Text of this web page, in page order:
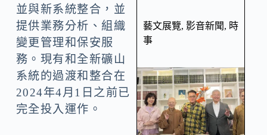
並與新系統整合，並
提供業務分析、組織
變更管理和保安服
務。現有和全新礦山
系統的過渡和整合在
2024年4月1日之前已
完全投入運作。
藝文展覽, 影音新聞, 時
事